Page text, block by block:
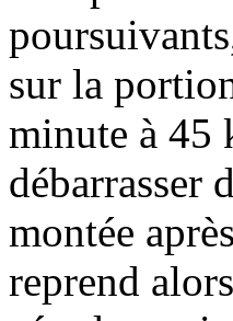
sur la
minute à 45
débarrasser
montée
reprend